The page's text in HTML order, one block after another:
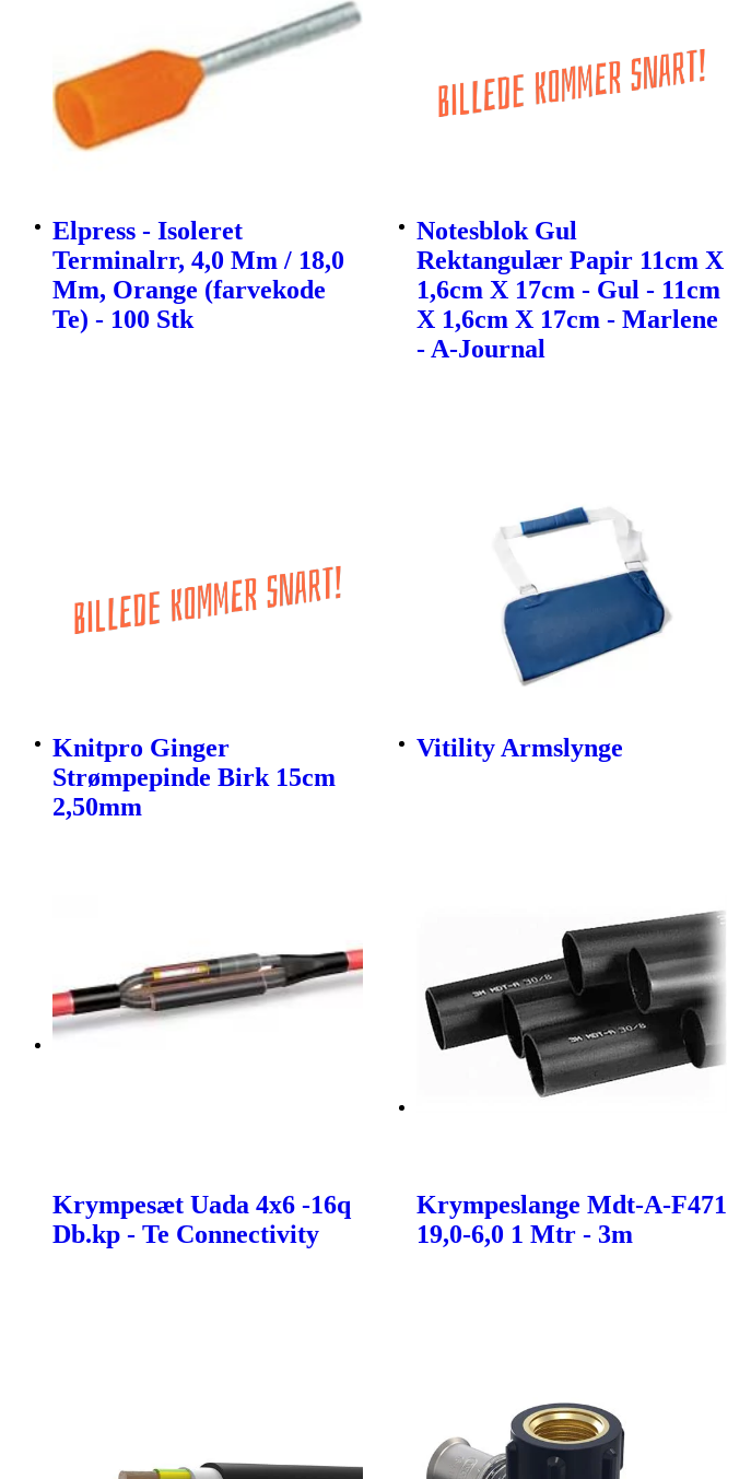
Elpress - Isoleret
Terminalrr, 4,0 Mm / 18,0
Mm, Orange (farvekode
Te) - 100 Stk
Notesblok Gul
Rektangulær Papir 11cm X
1,6cm X 17cm - Gul - 11cm
X 1,6cm X 17cm - Marlene
- A-Journal
Knitpro Ginger
Strømpepinde Birk 15cm
2,50mm
Vitility Armslynge
Krympesæt Uada 4x6 -16q
Db.kp - Te Connectivity
Krympeslange Mdt-A-F471
19,0-6,0 1 Mtr - 3m